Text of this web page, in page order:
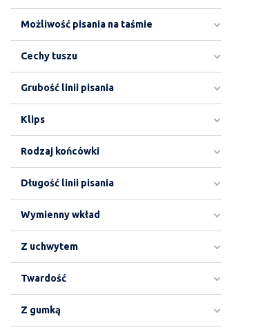
Możliwość pisania na taśmie
Cechy tuszu
Grubość linii pisania
Klips
Rodzaj końcówki
Długość linii pisania
Wymienny wkład
Z uchwytem
Twardość
Z gumką